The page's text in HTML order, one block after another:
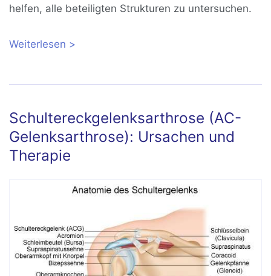
helfen, alle beteiligten Strukturen zu untersuchen.
Weiterlesen über Arthroskopie der Schulter:
Schultereckgelenksarthrose (AC-
Gelenksarthrose): Ursachen und
Therapie